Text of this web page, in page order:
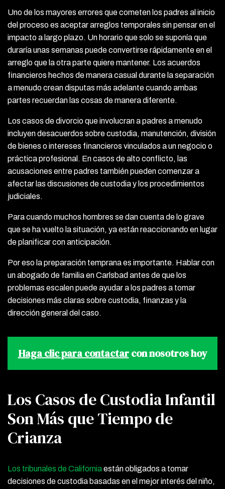
Uno de los mayores errores que cometen los padres al inicio
del proceso es aceptar arreglos temporales sin pensar en el
impacto a largo plazo. Un horario que solo se suponía que
duraría unas semanas puede convertirse rápidamente en el
arreglo que la otra parte quiere mantener. Los acuerdos
financieros hechos de manera casual durante la separación
a menudo crean disputas más adelante cuando ambas
partes recuerdan las cosas de manera diferente.
Los casos de divorcio que involucran a padres a menudo
incluyen desacuerdos sobre custodia, manutención, división
de bienes o intereses financieros vinculados a un negocio o
práctica profesional. En casos de alto conflicto, las
acusaciones entre padres también pueden comenzar a
afectar las discusiones de custodia y los procedimientos
judiciales.
Para cuando muchos hombres se dan cuenta de lo grave
que se ha vuelto la situación, ya están reaccionando en lugar
de planificar con anticipación.
Por eso la preparación temprana es importante. Hablar con
un abogado de familia en Carlsbad antes de que los
problemas escalen puede ayudar a los padres a tomar
decisiones más claras sobre custodia, finanzas y la
dirección general del caso.
Haga clic para contactarcon nosotros hoy
Los Casos de Custodia Infantil
Son Más que Tiempo de
Crianza
Los tribunales de Californiaestán obligados a tomar
decisiones de custodia basadas en el mejor interés del niño,